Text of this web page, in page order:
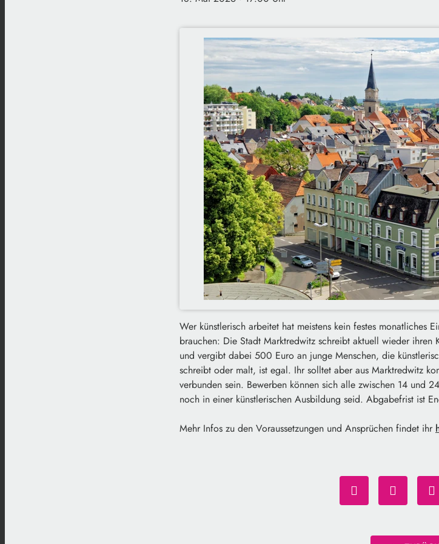
Wer künstlerisch arbeitet hat meistens kein festes monatliches
brauchen: Die Stadt Marktredwitz schreibt aktuell wieder ihren
und vergibt dabei 500 Euro an junge Menschen, die
schreibt oder malt, ist egal. Ihr solltet aber aus Marktredwitz
verbunden sein. Bewerben können sich alle zwischen 14 und
noch in einer künstlerischen Ausbildung seid. Abgabefrist ist
Mehr Infos zu den Voraussetzungen und Ansprüchen findet ihr